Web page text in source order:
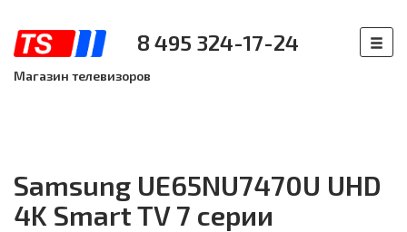
8 495 324-17-24
Магазин телевизоров
Samsung UE65NU7470U UHD
4K Smart TV 7 серии